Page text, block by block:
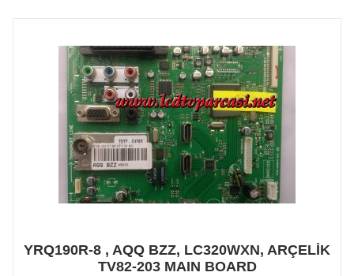
YRQ190R-8 , AQQ BZZ, LC320WXN, ARÇELİK
TV82-203 MAIN BOARD